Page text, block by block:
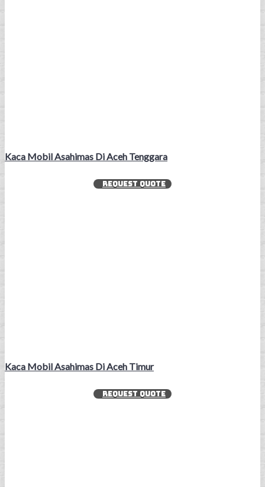
Kaca Mobil Asahimas Di Aceh Tenggara
REQUEST QUOTE
Kaca Mobil Asahimas Di Aceh Timur
REQUEST QUOTE